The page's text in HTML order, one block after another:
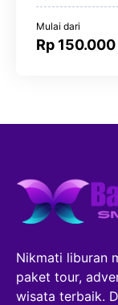
Mulai dari
Rp 150.000
Nikmati liburan
paket tour,
wisata terbaik.